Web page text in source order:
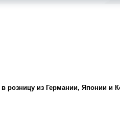
розницу из Германии, Японии и